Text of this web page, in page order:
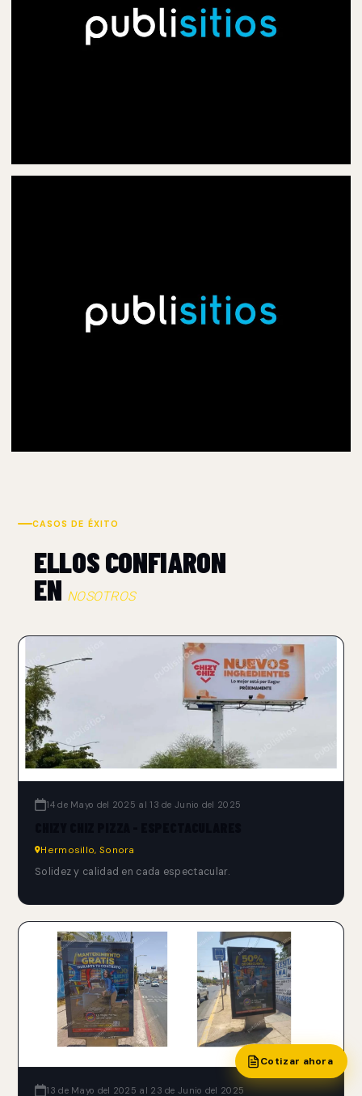
CASOS DE ÉXITO
ELLOS CONFIARON
EN NOSOTROS
14 de Mayo del 2025 al 13 de Junio del 2025
Hermosillo, Sonora
Solidez y calidad en cada espectacular.
13 de Mayo del 2025 al 23 de Junio del 2025
Cotizar ahora